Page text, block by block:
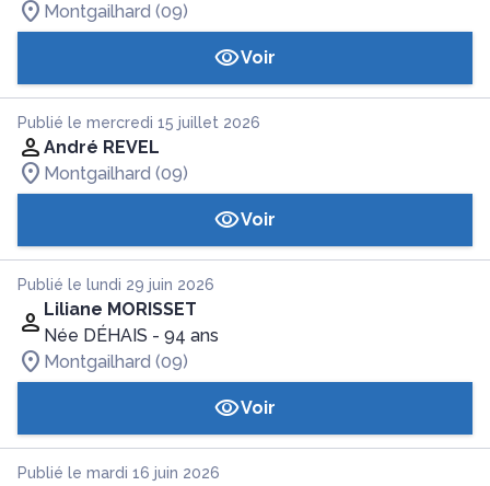
Montgailhard (09)
Voir
Publié le mercredi 15 juillet 2026
André REVEL
Montgailhard (09)
Voir
Publié le lundi 29 juin 2026
Liliane MORISSET
Née DÉHAIS - 94 ans
Montgailhard (09)
Voir
Publié le mardi 16 juin 2026